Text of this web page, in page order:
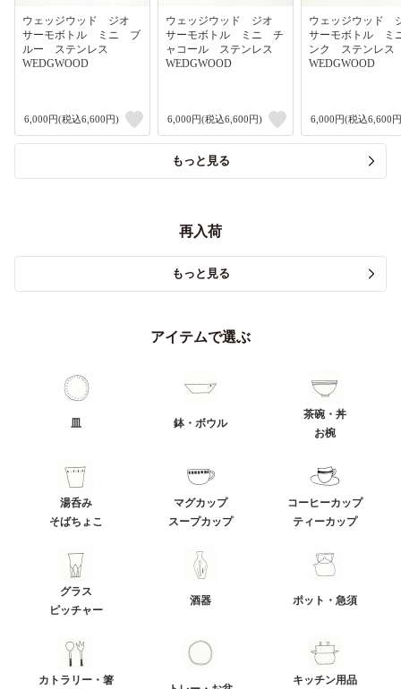
ウェッジウッド ジオ
サーモボトル ミニ ブ
ルー ステンレス
WEDGWOOD
6,000円(税込6,600円)
ウェッジウッド ジオ
サーモボトル ミニ チ
ャコール ステンレス
WEDGWOOD
6,000円(税込6,600円)
ウェッジウッド
サーモボトル
ンク ステンレ
WEDGWOOD
6,000円(税込6,600
もっと見る
再入荷
もっと見る
アイテムで選ぶ
皿 鉢・ボウル
茶碗・丼
お椀
湯呑み
そばちょこ
マグカップ
スープカップ
コーヒーカップ
ティーカップ
グラス
ピッチャー
酒器 ポット・急須
カトラリー・箸
キッチン用品